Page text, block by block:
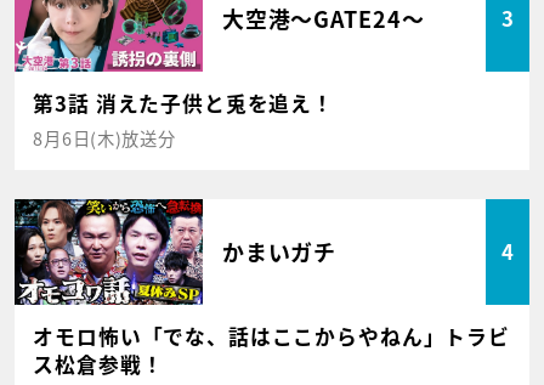
大空港～GATE24～ 3
第3話 消えた子供と兎を追え！
8月6日(木)放送分
かまいガチ 4
オモロ怖い「でな、話はここからやねん」トラビ
ス松倉参戦！